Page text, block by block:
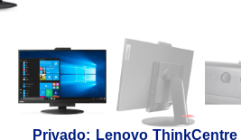
Privado: Lenovo ThinkCentre